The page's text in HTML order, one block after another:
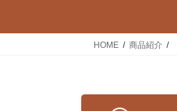
HOME 商品紹介